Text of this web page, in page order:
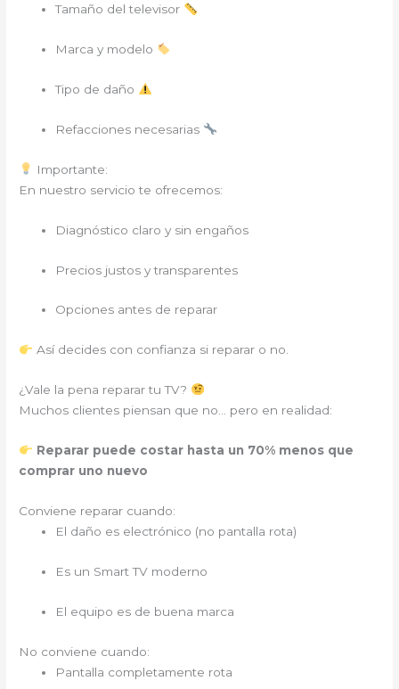
Tamaño del televisor
Marca y modelo
Tipo de daño
Refacciones necesarias
Importante:
En nuestro servicio te ofrecemos:
Diagnóstico claro y sin engaños
Precios justos y transparentes
Opciones antes de reparar
Así decides con confianza si reparar o no.
¿Vale la pena reparar tu TV?
Muchos clientes piensan que no… pero en realidad:
Reparar puede costar hasta un 70% menos que
comprar uno nuevo
Conviene reparar cuando:
El daño es electrónico (no pantalla rota)
Es un Smart TV moderno
El equipo es de buena marca
No conviene cuando:
Pantalla completamente rota